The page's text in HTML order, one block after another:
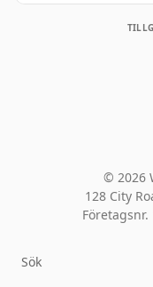
© 2026
128 City
Företagsnr.
Sök